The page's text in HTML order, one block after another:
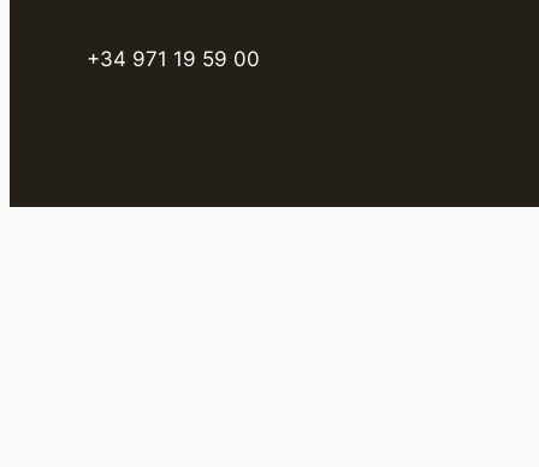
+34 971 19 59 00